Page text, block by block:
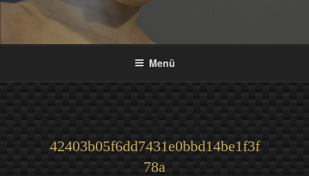
Menü
42403b05f6dd7431e0bbd14be1f3f
78a